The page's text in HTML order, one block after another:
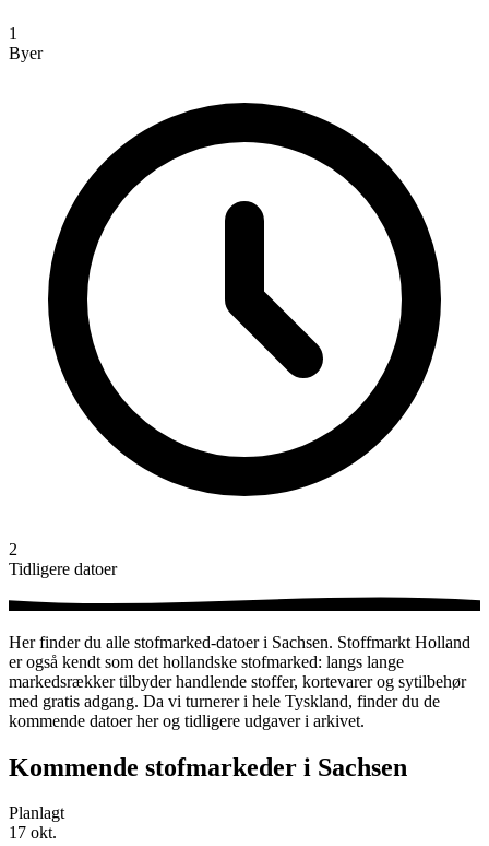
1
Byer
2
Tidligere datoer
Her finder du alle stofmarked-datoer i Sachsen. Stoffmarkt Holland
er også kendt som det hollandske stofmarked: langs lange
markedsrækker tilbyder handlende stoffer, kortevarer og sytilbehør
med gratis adgang. Da vi turnerer i hele Tyskland, finder du de
kommende datoer her og tidligere udgaver i arkivet.
Kommende stofmarkeder i Sachsen
Planlagt
17 okt.